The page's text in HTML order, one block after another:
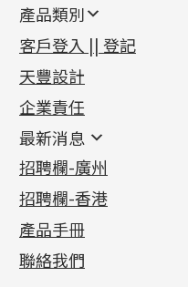
產品類別
新產品
足金系列
足金配件
機織鏈系列
珠仔鏈
镶口链
管狀網鏈
十字車花鏈系列
十字閃O鏈系列
十字錘打鏈系列
側身車花鏈系列
側身鏈系列
首飾配件
耳環類配件
卷迫系列
螺絲迫系列
梅花迫系列
平臺迫系列
綫拍系列
美拍系列
鏈類配件
動感車花吊墜
調節珠系列
生圈扣系列
龍蝦扣系列
鴨俐制系列
其他類配件
珠盤系列
袖口鈕系列
焊片及鐳射綫
空心車花管
珠類配件
無孔光身珠
空心光身珠
無孔批花珠
鑲口類
四爪頭系列
六爪頭系列
車花片
動感車花片
鑲口戒指
鑲口手鏈系列
首飾系列
手镯系列
戒指系列
空心耳環
空心车花管首饰链
空心手鐲系列
貴金屬原料
千足金
記憶金屬系列
記憶戒指
拉簧珠珠手鏈
記憶鈦手鐲
客戶登入 || 登記
天豐設計
企業責任
最新消息
最新消息
各項證書(2)
相片集(9)
展覽會資訊
最新產品資訊
招聘欄-廣州
招聘欄-香港
產品手冊
聯絡我們